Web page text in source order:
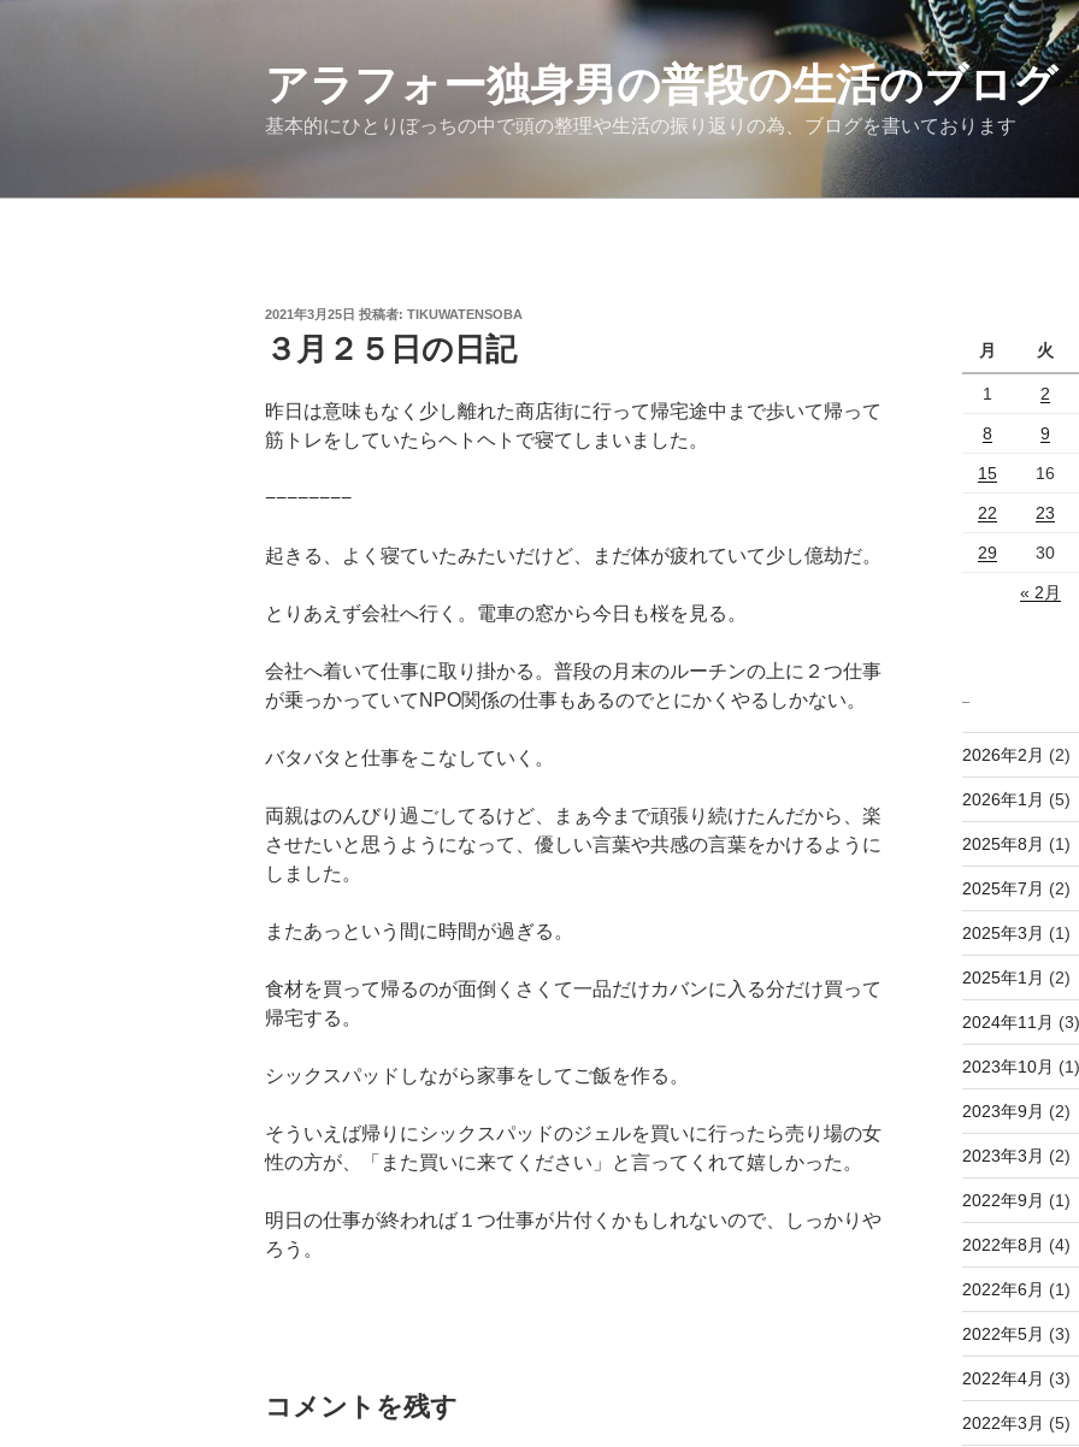
アラフォー独身男の普段の生活のブログ
基本的にひとりぼっちの中で頭の整理や生活の振り返りの為、ブログを書いております
投
日:
2021年3月25日 投稿者: TIKUWATENSOBA
３月２５日の日記
昨日は意味もなく少し離れた商店街に行って帰宅途中まで歩いて帰って
筋トレをしていたらヘトヘトで寝てしまいました。
−−−−−−−−
起きる、よく寝ていたみたいだけど、まだ体が疲れていて少し億劫だ。
とりあえず会社へ行く。電車の窓から今日も桜を見る。
会社へ着いて仕事に取り掛かる。普段の月末のルーチンの上に２つ仕事
が乗っかっていてNPO関係の仕事もあるのでとにかくやるしかない。
バタバタと仕事をこなしていく。
両親はのんびり過ごしてるけど、まぁ今まで頑張り続けたんだから、楽
させたいと思うようになって、優しい言葉や共感の言葉をかけるように
しました。
またあっという間に時間が過ぎる。
食材を買って帰るのが面倒くさくて一品だけカバンに入る分だけ買って
帰宅する。
シックスパッドしながら家事をしてご飯を作る。
そういえば帰りにシックスパッドのジェルを買いに行ったら売り場の女
性の方が、「また買いに来てください」と言ってくれて嬉しかった。
明日の仕事が終われば１つ仕事が片付くかもしれないので、しっかりや
ろう。
コメントを残す
月 火
1 2
8 9
15 16
22 23
29 30
« 2月
2026年2月 (2)
2026年1月 (5)
2025年8月 (1)
2025年7月 (2)
2025年3月 (1)
2025年1月 (2)
2024年11月 (3)
2023年10月 (1)
2023年9月 (2)
2023年3月 (2)
2022年9月 (1)
2022年8月 (4)
2022年6月 (1)
2022年5月 (3)
2022年4月 (3)
2022年3月 (5)